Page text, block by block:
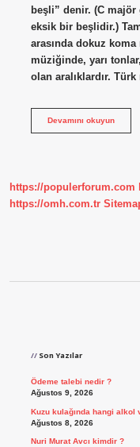
beşli” denir. (C majör
eksik bir beşlidir.)
arasında dokuz koma
müziğinde, yarı
olan aralıklardır.
Devamını okuyunTam
https://populerforum.com
https://omh.com.tr
Son Yazılar
Ödeme talebi nedir ?
Ağustos 9, 2026
Kuzu kulağında hangi alkol
Ağustos 8, 2026
Nuri Murat Avcı kimdir ?